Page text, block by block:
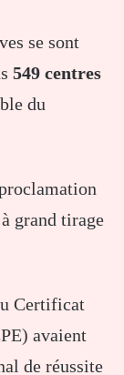
se sont
549 centres
du
grand tirage
Certificat
avaient
de réussite